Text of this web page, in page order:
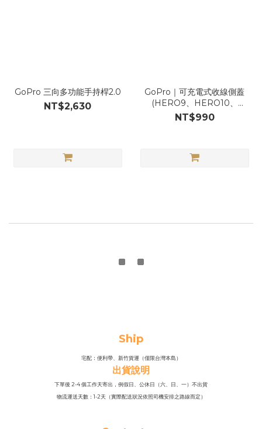
GoPro 三向多功能手持桿2.0
NT$2,630
GoPro｜可充電式收線側蓋
(HERO9、HERO10、
HERO11 Black)
NT$990
Ship
宅配：便利帶、新竹貨運（僅限台灣本島）
出貨說明
下單後 2-4 個工作天寄出，例假日、公休日（六、日、一）不出貨
物流運送天數：1-2天（實際配送狀況依照司機安排之路線而定）